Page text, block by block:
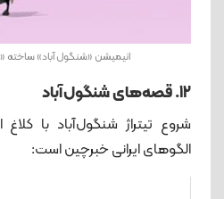
انیمیشن «شنگول آباد» ساخته
12. قصه‌های شنگول‌آباد
شروع تیتراژ شنگول‌آباد با
الگوهای ایرانی خبرچین است: